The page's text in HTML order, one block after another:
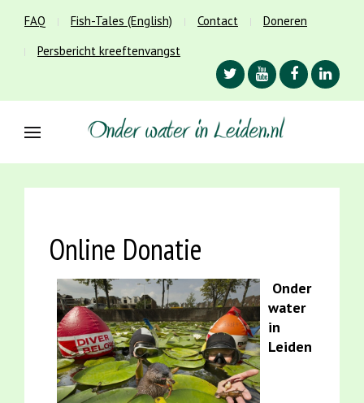
FAQ Fish-Tales (English) Contact
Doneren
Persbericht kreeftenvangst
Online Donatie
Onder
water
in
Leiden